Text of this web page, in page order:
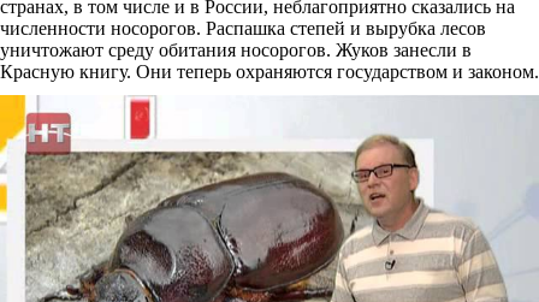
странах, в том числе и в России, неблагоприятно сказались на
численности носорогов. Распашка степей и вырубка лесов
уничтожают среду обитания носорогов. Жуков занесли в
Красную книгу. Они теперь охраняются государством и законом.